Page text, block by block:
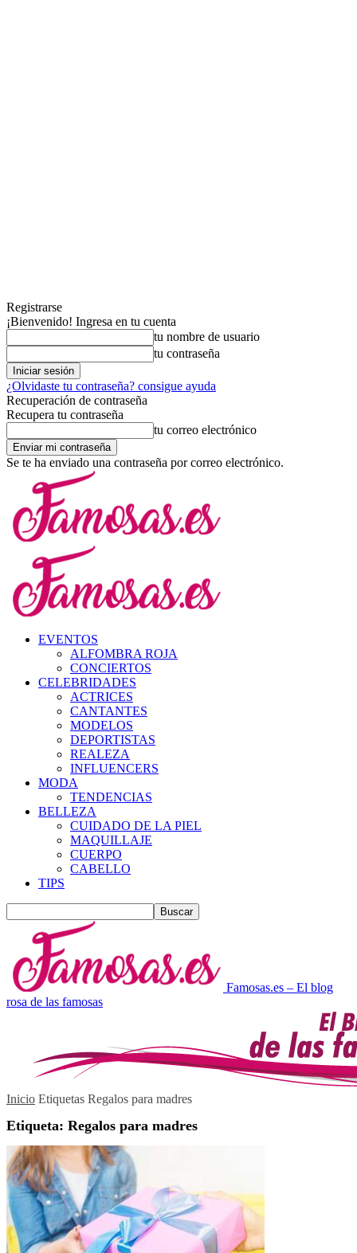
Registrarse
¡Bienvenido! Ingresa en tu cuenta
tu nombre de usuario
tu contraseña
¿Olvidaste tu contraseña? consigue ayuda
Recuperación de contraseña
Recupera tu contraseña
tu correo electrónico
Se te ha enviado una contraseña por correo electrónico.
EVENTOS
ALFOMBRA ROJA
CONCIERTOS
CELEBRIDADES
ACTRICES
CANTANTES
MODELOS
DEPORTISTAS
REALEZA
INFLUENCERS
MODA
TENDENCIAS
BELLEZA
CUIDADO DE LA PIEL
MAQUILLAJE
CUERPO
CABELLO
TIPS
Famosas.es – El blog
rosa de las famosas
Inicio Etiquetas Regalos para madres
Etiqueta: Regalos para madres